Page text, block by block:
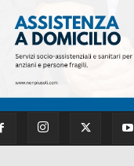
redazione@varese-
SEGUICI